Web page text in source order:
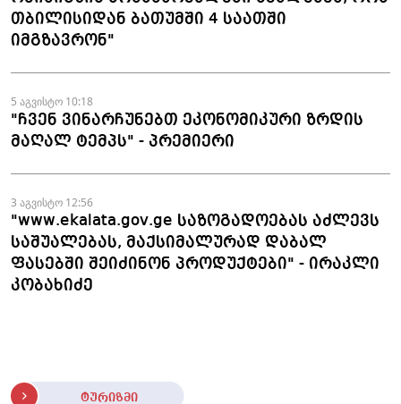
თბილისიდან ბათუმში 4 საათში
იმგზავრონ"
5 აგვისტო 10:18
"ჩვენ ვინარჩუნებთ ეკონომიკური ზრდის
მაღალ ტემპს" - პრემიერი
3 აგვისტო 12:56
"www.ekalata.gov.ge საზოგადოებას აძლევს
საშუალებას, მაქსიმალურად დაბალ
ფასებში შეიძინონ პროდუქტები" - ირაკლი
კობახიძე
ტურიზმი